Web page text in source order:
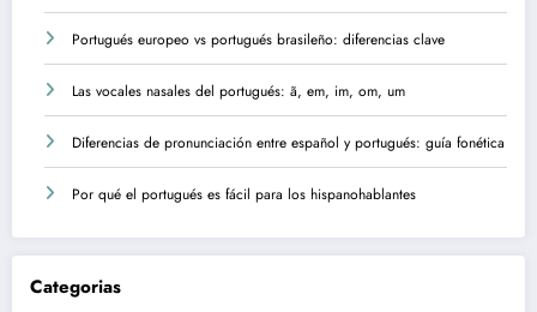
Portugués europeo vs portugués brasileño: diferencias clave
Las vocales nasales del portugués: ã, em, im, om, um
Diferencias de pronunciación entre español y portugués: guía fonética
Por qué el portugués es fácil para los hispanohablantes
Categorias